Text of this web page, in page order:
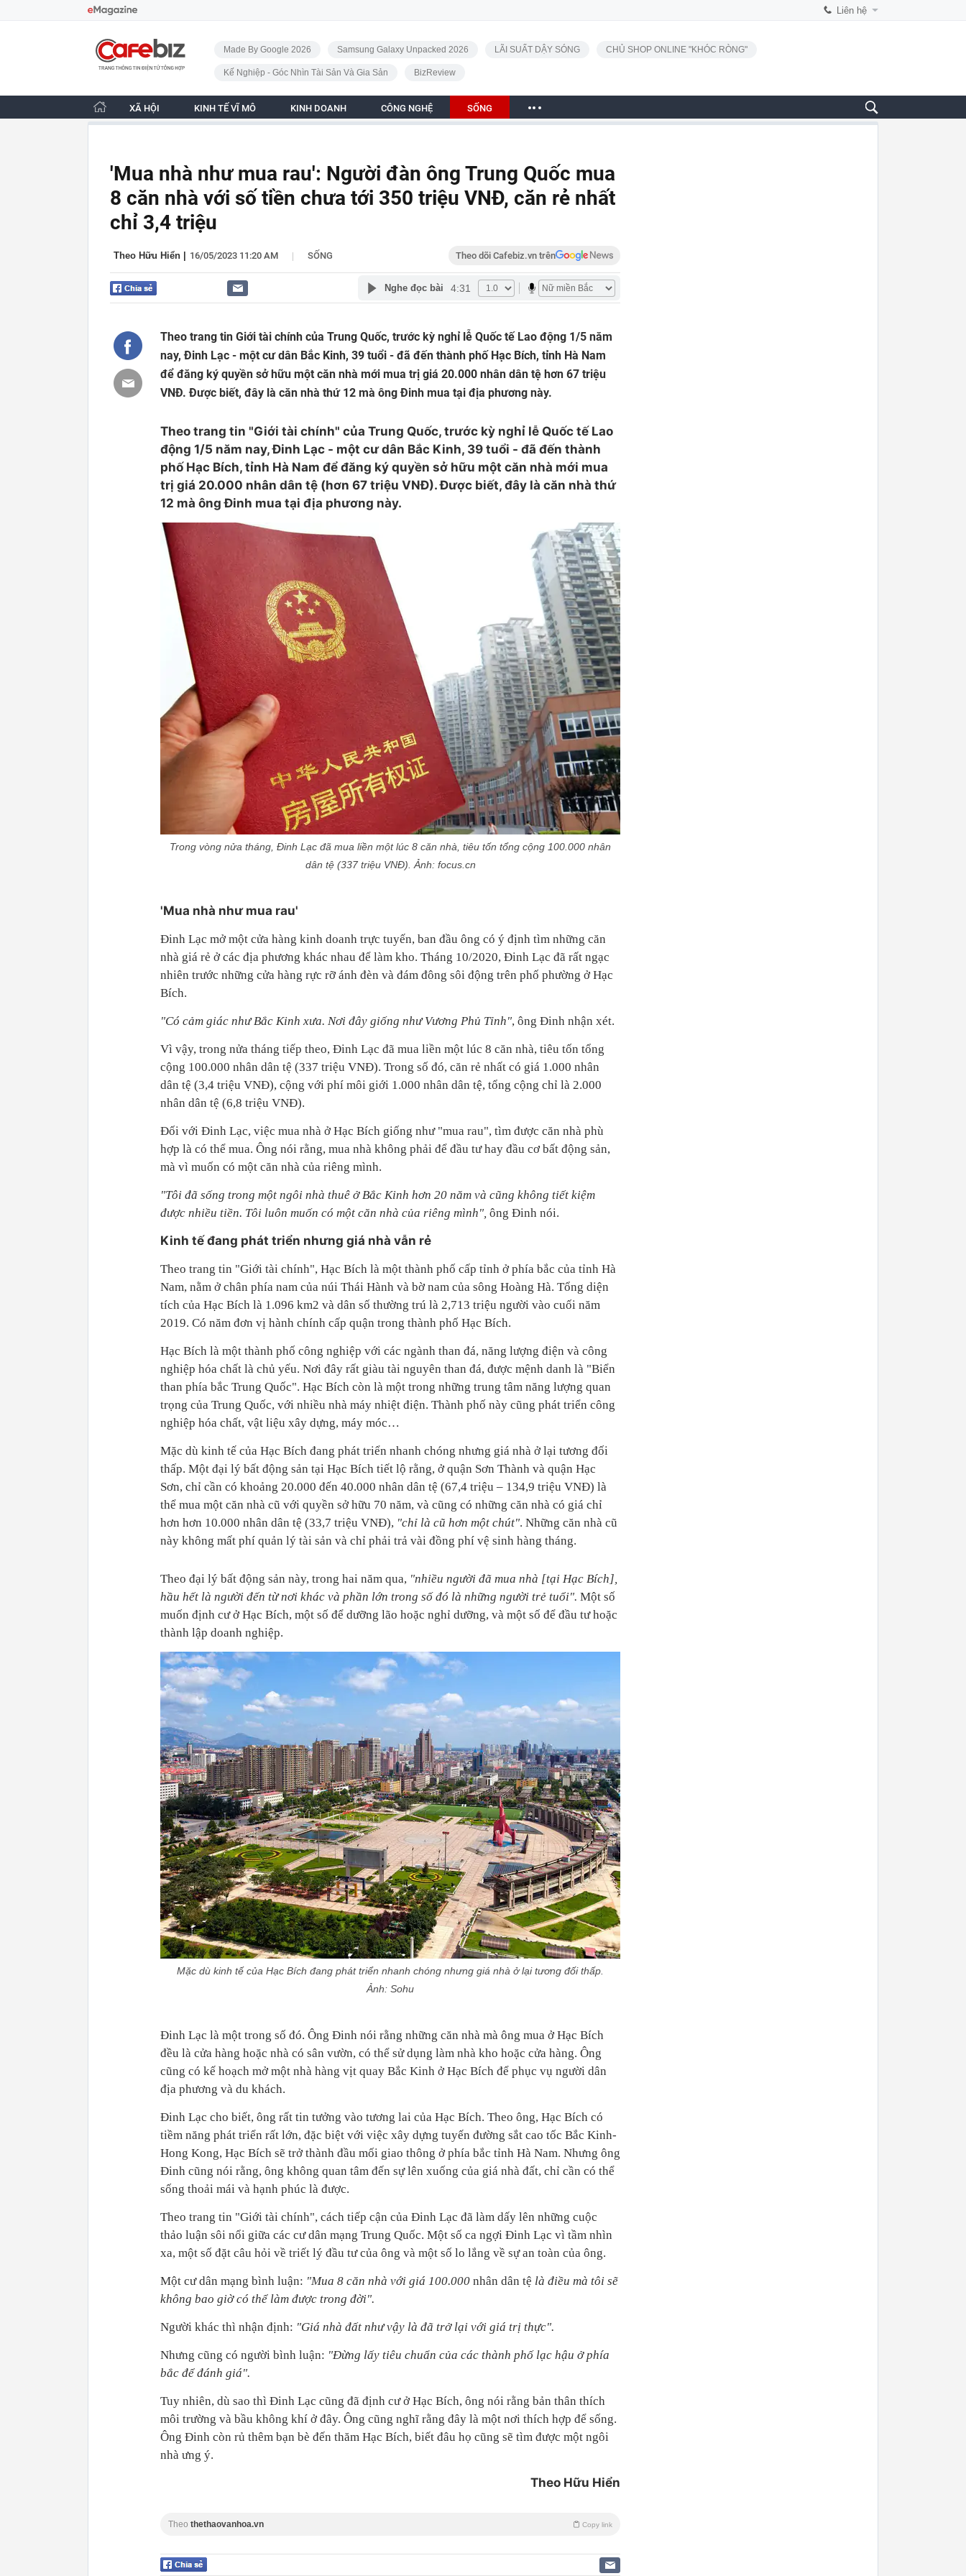
Liên hệ
CafeBiz - Trang chủ
Made By Google 2026 Samsung Galaxy Unpacked 2026 LÃI SUẤT DẬY SÓNG CHỦ SHOP ONLINE "KHÓC RÒNG"
Kế Nghiệp - Góc Nhìn Tài Sản Và Gia Sản BizReview
XÃ HỘI KINH TẾ VĨ MÔ KINH DOANH CÔNG NGHỆ SỐNG
'Mua nhà như mua rau': Người đàn ông Trung Quốc mua
8 căn nhà với số tiền chưa tới 350 triệu VNĐ, căn rẻ nhất
chỉ 3,4 triệu
Theo Hữu Hiển 16/05/2023 11:20 AM | SỐNG Theo dõi Cafebiz.vn trên
Nghe đọc bài 4:31
Theo trang tin Giới tài chính của Trung Quốc, trước kỳ nghỉ lễ Quốc tế Lao động 1/5 năm
nay, Đinh Lạc - một cư dân Bắc Kinh, 39 tuổi - đã đến thành phố Hạc Bích, tỉnh Hà Nam
để đăng ký quyền sở hữu một căn nhà mới mua trị giá 20.000 nhân dân tệ hơn 67 triệu
VNĐ. Được biết, đây là căn nhà thứ 12 mà ông Đinh mua tại địa phương này.
Theo trang tin "Giới tài chính" của Trung Quốc, trước kỳ nghỉ lễ Quốc tế Lao
động 1/5 năm nay, Đinh Lạc - một cư dân Bắc Kinh, 39 tuổi - đã đến thành
phố Hạc Bích, tỉnh Hà Nam để đăng ký quyền sở hữu một căn nhà mới mua
trị giá 20.000 nhân dân tệ (hơn 67 triệu VNĐ). Được biết, đây là căn nhà thứ
12 mà ông Đinh mua tại địa phương này.
Trong vòng nửa tháng, Đinh Lạc đã mua liền một lúc 8 căn nhà, tiêu tốn tổng cộng 100.000 nhân
dân tệ (337 triệu VNĐ). Ảnh: focus.cn
'Mua nhà như mua rau'
Đinh Lạc mở một cửa hàng kinh doanh trực tuyến, ban đầu ông có ý định tìm những căn
nhà giá rẻ ở các địa phương khác nhau để làm kho. Tháng 10/2020, Đinh Lạc đã rất ngạc
nhiên trước những cửa hàng rực rỡ ánh đèn và đám đông sôi động trên phố phường ở Hạc
Bích.
"Có cảm giác như Bắc Kinh xưa. Nơi đây giống như Vương Phủ Tỉnh", ông Đinh nhận xét.
Vì vậy, trong nửa tháng tiếp theo, Đinh Lạc đã mua liền một lúc 8 căn nhà, tiêu tốn tổng
cộng 100.000 nhân dân tệ (337 triệu VNĐ). Trong số đó, căn rẻ nhất có giá 1.000 nhân
dân tệ (3,4 triệu VNĐ), cộng với phí môi giới 1.000 nhân dân tệ, tổng cộng chỉ là 2.000
nhân dân tệ (6,8 triệu VNĐ).
Đối với Đinh Lạc, việc mua nhà ở Hạc Bích giống như "mua rau", tìm được căn nhà phù
hợp là có thể mua. Ông nói rằng, mua nhà không phải để đầu tư hay đầu cơ bất động sản,
mà vì muốn có một căn nhà của riêng mình.
"Tôi đã sống trong một ngôi nhà thuê ở Bắc Kinh hơn 20 năm và cũng không tiết kiệm
được nhiều tiền. Tôi luôn muốn có một căn nhà của riêng mình", ông Đinh nói.
Kinh tế đang phát triển nhưng giá nhà vẫn rẻ
Theo trang tin "Giới tài chính", Hạc Bích là một thành phố cấp tỉnh ở phía bắc của tỉnh Hà
Nam, nằm ở chân phía nam của núi Thái Hành và bờ nam của sông Hoàng Hà. Tổng diện
tích của Hạc Bích là 1.096 km2 và dân số thường trú là 2,713 triệu người vào cuối năm
2019. Có năm đơn vị hành chính cấp quận trong thành phố Hạc Bích.
Hạc Bích là một thành phố công nghiệp với các ngành than đá, năng lượng điện và công
nghiệp hóa chất là chủ yếu. Nơi đây rất giàu tài nguyên than đá, được mệnh danh là "Biển
than phía bắc Trung Quốc". Hạc Bích còn là một trong những trung tâm năng lượng quan
trọng của Trung Quốc, với nhiều nhà máy nhiệt điện. Thành phố này cũng phát triển công
nghiệp hóa chất, vật liệu xây dựng, máy móc…
Mặc dù kinh tế của Hạc Bích đang phát triển nhanh chóng nhưng giá nhà ở lại tương đối
thấp. Một đại lý bất động sản tại Hạc Bích tiết lộ rằng, ở quận Sơn Thành và quận Hạc
Sơn, chỉ cần có khoảng 20.000 đến 40.000 nhân dân tệ (67,4 triệu – 134,9 triệu VNĐ) là
thể mua một căn nhà cũ với quyền sở hữu 70 năm, và cũng có những căn nhà có giá chỉ
hơn hơn 10.000 nhân dân tệ (33,7 triệu VNĐ), "chỉ là cũ hơn một chút". Những căn nhà cũ
này không mất phí quản lý tài sản và chỉ phải trả vài đồng phí vệ sinh hàng tháng.
Theo đại lý bất động sản này, trong hai năm qua, "nhiều người đã mua nhà [tại Hạc Bích],
hầu hết là người đến từ nơi khác và phần lớn trong số đó là những người trẻ tuổi". Một số
muốn định cư ở Hạc Bích, một số để dưỡng lão hoặc nghỉ dưỡng, và một số để đầu tư hoặc
thành lập doanh nghiệp.
Mặc dù kinh tế của Hạc Bích đang phát triển nhanh chóng nhưng giá nhà ở lại tương đối thấp.
Ảnh: Sohu
Đinh Lạc là một trong số đó. Ông Đinh nói rằng những căn nhà mà ông mua ở Hạc Bích
đều là cửa hàng hoặc nhà có sân vườn, có thể sử dụng làm nhà kho hoặc cửa hàng. Ông
cũng có kế hoạch mở một nhà hàng vịt quay Bắc Kinh ở Hạc Bích để phục vụ người dân
địa phương và du khách.
Đinh Lạc cho biết, ông rất tin tưởng vào tương lai của Hạc Bích. Theo ông, Hạc Bích có
tiềm năng phát triển rất lớn, đặc biệt với việc xây dựng tuyến đường sắt cao tốc Bắc Kinh-
Hong Kong, Hạc Bích sẽ trở thành đầu mối giao thông ở phía bắc tỉnh Hà Nam. Nhưng ông
Đinh cũng nói rằng, ông không quan tâm đến sự lên xuống của giá nhà đất, chỉ cần có thể
sống thoải mái và hạnh phúc là được.
Theo trang tin "Giới tài chính", cách tiếp cận của Đinh Lạc đã làm dấy lên những cuộc
thảo luận sôi nổi giữa các cư dân mạng Trung Quốc. Một số ca ngợi Đinh Lạc vì tầm nhìn
xa, một số đặt câu hỏi về triết lý đầu tư của ông và một số lo lắng về sự an toàn của ông.
Một cư dân mạng bình luận: "Mua 8 căn nhà với giá 100.000 nhân dân tệ là điều mà tôi sẽ
không bao giờ có thể làm được trong đời".
Người khác thì nhận định: "Giá nhà đất như vậy là đã trở lại với giá trị thực".
Nhưng cũng có người bình luận: "Đừng lấy tiêu chuẩn của các thành phố lạc hậu ở phía
bắc để đánh giá".
Tuy nhiên, dù sao thì Đinh Lạc cũng đã định cư ở Hạc Bích, ông nói rằng bản thân thích
môi trường và bầu không khí ở đây. Ông cũng nghĩ rằng đây là một nơi thích hợp để sống.
Ông Đinh còn rủ thêm bạn bè đến thăm Hạc Bích, biết đâu họ cũng sẽ tìm được một ngôi
nhà ưng ý.
Theo Hữu Hiển
Theo thethaovanhoa.vn Copy link